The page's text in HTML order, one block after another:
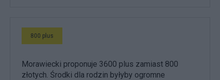
800 plus
Morawiecki proponuje 3600 plus zamiast 800
złotych. Środki dla rodzin byłyby ogromne